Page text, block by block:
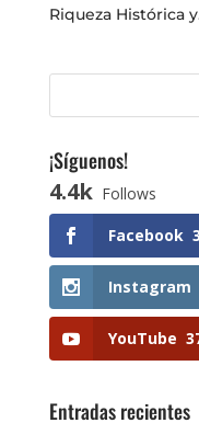
Riqueza Histórica
¡Síguenos!
4.4k Follows
Facebook
Instagram
YouTube
Entradas recientes